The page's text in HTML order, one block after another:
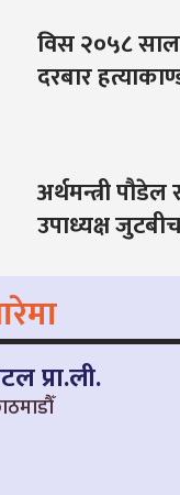
विस २०५८
दरबार
अर्थमन्त्री
उपाध्यक्ष
प्रा.ली.